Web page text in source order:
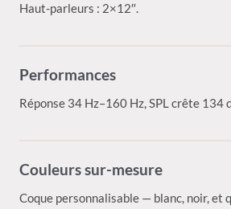
Haut-parleurs : 2×12″.
Performances
Réponse 34 Hz–160 Hz, SPL crête 134
Couleurs sur-mesure
Coque personnalisable — blanc, noir, et